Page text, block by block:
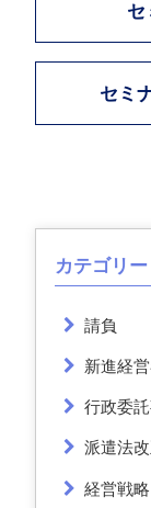
セ
セミ
カテゴリー
請負
新進経
行政委
派遣法
経営戦略